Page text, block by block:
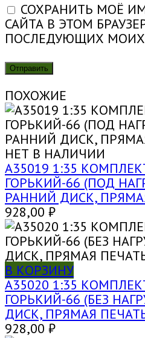
СОХРАНИТЬ МОЁ
САЙТА В ЭТОМ
ПОСЛЕДУЮЩИХ
ПОХОЖИЕ
НЕТ В НАЛИЧИИ
A35019 1:35
ГОРЬКИЙ-66 (ПОД
РАННИЙ ДИСК,
928,00 ₽
В КОРЗИНУ
A35020 1:35
ГОРЬКИЙ-66 (БЕЗ
ДИСК, ПРЯМАЯ
928,00 ₽